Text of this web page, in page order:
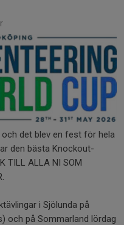
och det blev en fest för hela
den bästa Knockout-
TILL ALLA NI SOM
i Sjölunda på
och på Sommarland lördag